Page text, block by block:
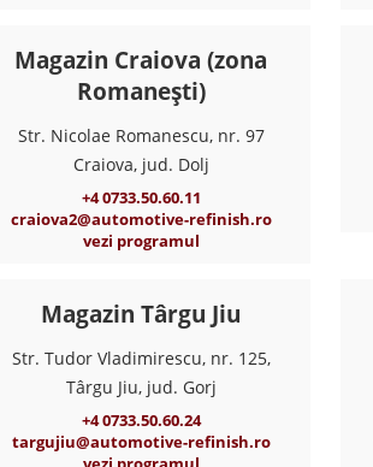
Magazin Craiova (zona
Romanești)
Str. Nicolae Romanescu, nr. 97
Craiova, jud. Dolj
+4 0733.50.60.11
craiova2@automotive-refinish.ro
vezi programul
Magazin Târgu Jiu
Str. Tudor Vladimirescu, nr. 125,
Târgu Jiu, jud. Gorj
+4 0733.50.60.24
targujiu@automotive-refinish.ro